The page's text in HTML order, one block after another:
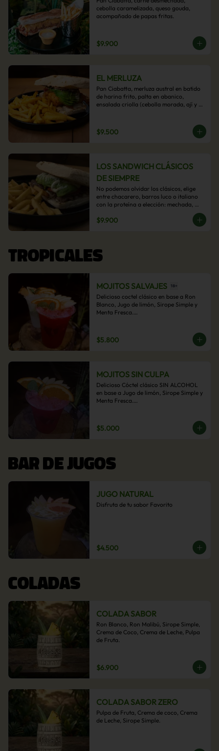
cebolla caramelizada, queso gouda,
acompañado de papas fritas.
$9.900
EL MERLUZA
Pan Ciabatta, merluza austral en batido
de harina frito, palta en abanico,
ensalada criolla (cebolla morada, ají y
$9.500
LOS SANDWICH CLÁSICOS
DE SIEMPRE
No podemos olvidar los clásicos, elige
entre chacarero, barros luco o italiano
con la proteína a elección: mechada,
acompañamiento de papas fritas.
$9.900
TROPICALES
MOJITOS SALVAJES
Delicioso coctel clásico en base a Ron
Blanco, Jugo de limón, Sirope Simple y
Menta Fresca.
$5.800
MOJITOS SIN CULPA
Delicioso Cóctel clásico SIN ALCOHOL
en base a Jugo de limón, Sirope Simple y
Menta Fresca.
$5.000
BAR DE JUGOS
JUGO NATURAL
Disfruta de tu sabor Favorito
$4.500
COLADAS
COLADA SABOR
Ron Blanco, Ron Malibú, Sirope Simple,
Crema de Coco, Crema de Leche, Pulpa
de Fruta.
$6.900
COLADA SABOR ZERO
Pulpa de Fruta, Crema de coco, Crema
de Leche, Sirope Simple.